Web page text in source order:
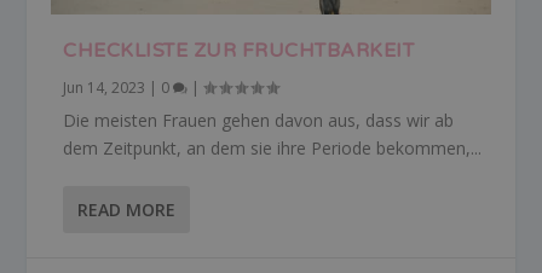
CHECKLISTE ZUR FRUCHTBARKEIT
Jun 14, 2023 | 0 |
Die meisten Frauen gehen davon aus, dass wir ab
dem Zeitpunkt, an dem sie ihre Periode bekommen,...
READ MORE